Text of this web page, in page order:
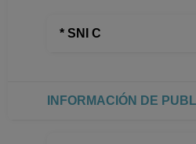
* SNI C
INFORMACIÓN DE